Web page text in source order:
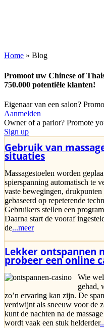
Home » Blog
Promoot uw Chinese of
750.000 potentiële klanten!
Eigenaar van een salon?
Aanmelden
Owner of a parlor? Promote
Sign up
Gebruik van
situaties
Massagestoelen worden
spierspanning automatisch te
vaste bewegingen,
gebaseerd op repeterende
Gebruikers stellen een
Daarna start de vooraf
de...meer
Lekker ontspannen
probeer een online
Wie wel
gehad,
zo’n ervaring kan zijn. De
verdwijnt als sneeuw voor de
kunt de nachten na de
wordt vaak een stuk helderder